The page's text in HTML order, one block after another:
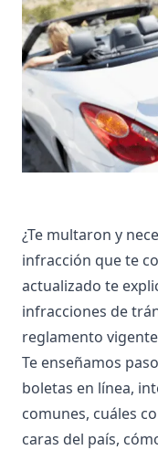
¿Te multaron y
infracción que te
actualizado te
infracciones de
reglamento vigente
Te enseñamos
boletas en línea,
comunes, cuáles
caras del país,